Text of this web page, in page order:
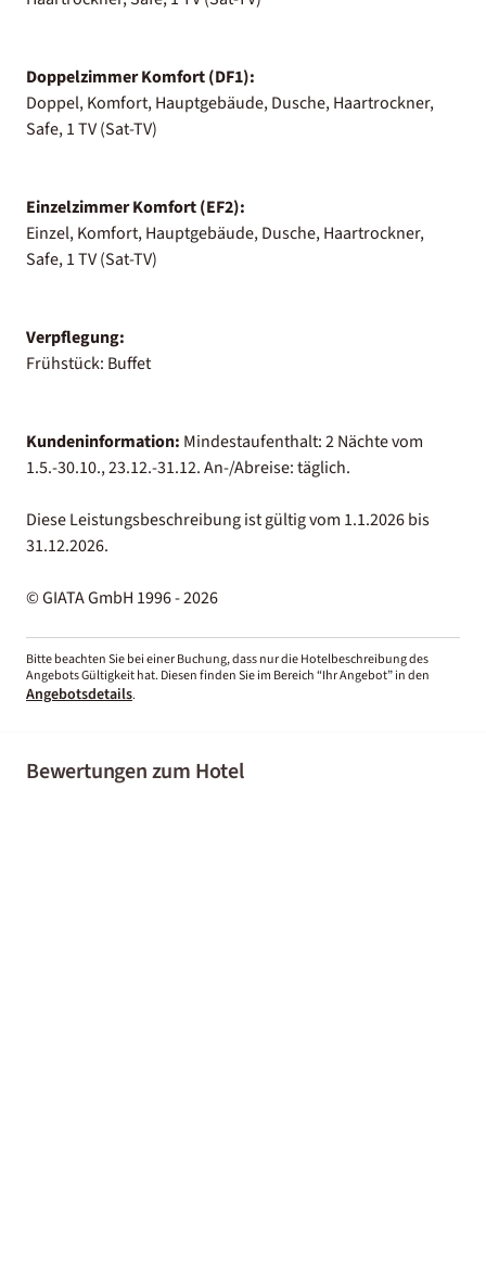
Doppelzimmer Komfort (DF1):
Doppel, Komfort, Hauptgebäude, Dusche, Haartrockner,
Safe, 1 TV (Sat-TV)
Einzelzimmer Komfort (EF2):
Einzel, Komfort, Hauptgebäude, Dusche, Haartrockner,
Safe, 1 TV (Sat-TV)
Verpflegung:
Frühstück: Buffet
Kundeninformation: Mindestaufenthalt: 2 Nächte vom
1.5.-30.10., 23.12.-31.12. An-/Abreise: täglich.
Diese Leistungsbeschreibung ist gültig vom 1.1.2026 bis
31.12.2026.
© GIATA GmbH 1996 - 2026
Bitte beachten Sie bei einer Buchung, dass nur die Hotelbeschreibung des
Angebots Gültigkeit hat. Diesen finden Sie im Bereich “Ihr Angebot” in den
Angebotsdetails.
Bewertungen zum Hotel